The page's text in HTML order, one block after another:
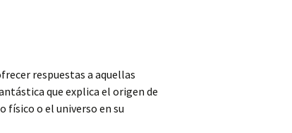
respuestas a aquellas
que explica el origen de
físico o el universo en su